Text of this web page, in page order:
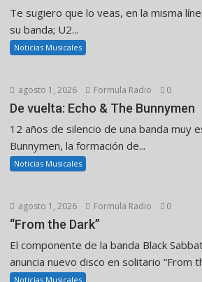
Te sugiero que lo veas, en la misma
su banda; U2...
Noticias Musicales
agosto 1, 2026 Formula Radio 0
De vuelta: Echo & The Bunnymen
12 años de silencio de una banda muy
Bunnymen, la formación de...
Noticias Musicales
agosto 1, 2026 Formula Radio 0
“From the Dark”
El componente de la banda Black
anuncia nuevo disco en solitario “From
Noticias Musicales